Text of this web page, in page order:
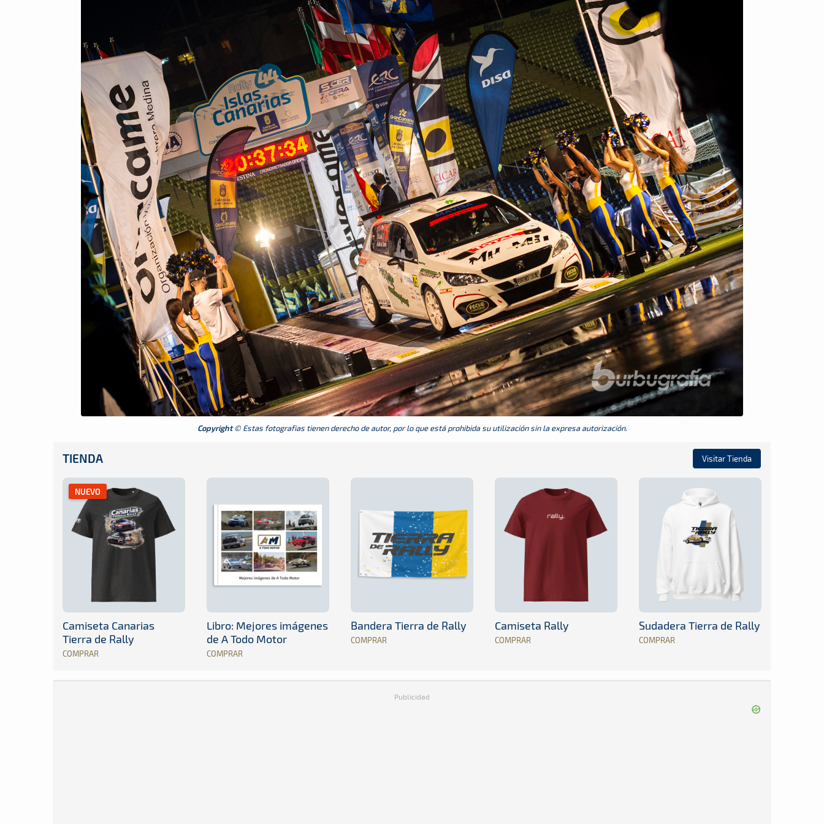
Copyright© Estas fotografias tienen derecho de autor, por lo que está prohibida su utilización sin la expresa autorización.
TIENDA Visitar Tienda
NUEVO
Camiseta Canarias
Tierra de Rally
COMPRAR
Libro: Mejores imágenes
de A Todo Motor
COMPRAR
Bandera Tierra de Rally
COMPRAR
Camiseta Rally
COMPRAR
Sudadera Tierra de Rally
COMPRAR
Publicidad